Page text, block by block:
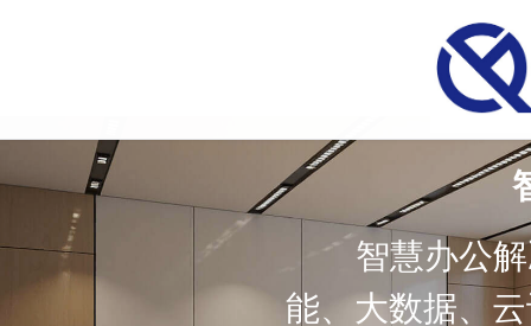
智慧办公
能、大数据、